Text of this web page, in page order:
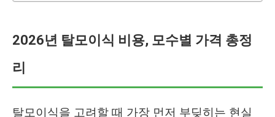
2026년 탈모이식 비용, 모수별 가격 총정
리
탈모이식을 고려할 때 가장 먼저 부딪히는 현실